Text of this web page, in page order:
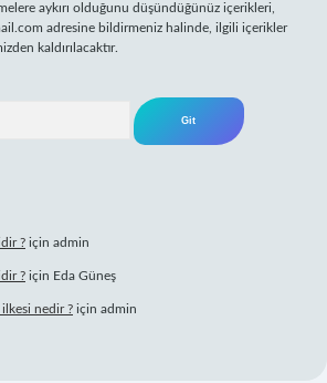
aykırı olduğunu düşündüğünüz içerikleri,
adresine bildirmeniz halinde, ilgili içerikler
kaldırılacaktır.
? için admin
? için Eda Güneş
ilkesi nedir ? için admin